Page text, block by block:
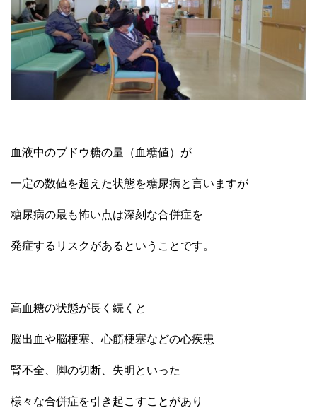
血液中のブドウ糖の量（血糖値）が
一定の数値を超えた状態を糖尿病と言いますが
糖尿病の最も怖い点は深刻な合併症を
発症するリスクがあるということです。
高血糖の状態が長く続くと
脳出血や脳梗塞、心筋梗塞などの心疾患
腎不全、脚の切断、失明といった
様々な合併症を引き起こすことがあり